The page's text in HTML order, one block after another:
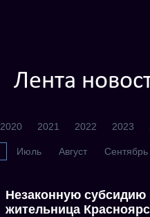
Лента
2020 2021 2022 2023
Июль Август Сентябрь
Незаконную субсидию
жительница